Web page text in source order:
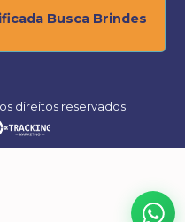
Busca Brindes
direitos reservados